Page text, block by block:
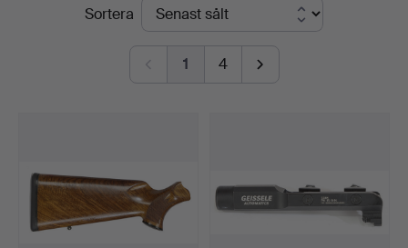
SlutpriserSortera
1 4